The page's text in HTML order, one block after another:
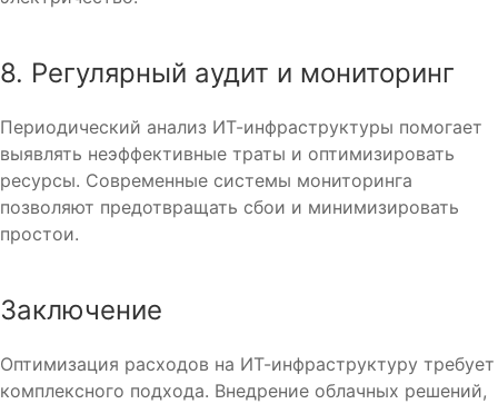
8. Регулярный аудит и мониторинг
Периодический анализ ИТ-инфраструктуры помогает
выявлять неэффективные траты и оптимизировать
ресурсы. Современные системы мониторинга
позволяют предотвращать сбои и минимизировать
простои.
Заключение
Оптимизация расходов на ИТ-инфраструктуру требует
комплексного подхода. Внедрение облачных решений,